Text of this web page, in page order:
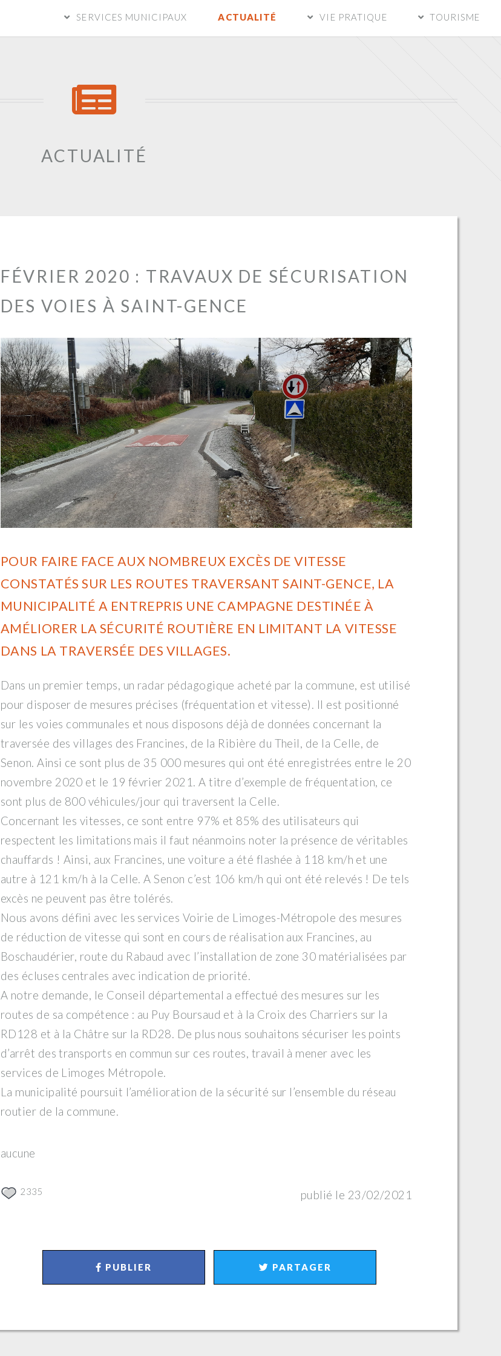
SERVICES MUNICIPAUX ACTUALITÉ VIE PRATIQUE TOURISME
ACTUALITÉ
FÉVRIER 2020 : TRAVAUX DE SÉCURISATION
DES VOIES À SAINT-GENCE
POUR FAIRE FACE AUX NOMBREUX EXCÈS DE VITESSE
CONSTATÉS SUR LES ROUTES TRAVERSANT SAINT-GENCE, LA
MUNICIPALITÉ A ENTREPRIS UNE CAMPAGNE DESTINÉE À
AMÉLIORER LA SÉCURITÉ ROUTIÈRE EN LIMITANT LA VITESSE
DANS LA TRAVERSÉE DES VILLAGES.
Dans un premier temps, un radar pédagogique acheté par la commune, est utilisé
pour disposer de mesures précises (fréquentation et vitesse). Il est positionné
sur les voies communales et nous disposons déjà de données concernant la
traversée des villages des Francines, de la Ribière du Theil, de la Celle, de
Senon. Ainsi ce sont plus de 35 000 mesures qui ont été enregistrées entre le 20
novembre 2020 et le 19 février 2021. A titre d’exemple de fréquentation, ce
sont plus de 800 véhicules/jour qui traversent la Celle.
Concernant les vitesses, ce sont entre 97% et 85% des utilisateurs qui
respectent les limitations mais il faut néanmoins noter la présence de véritables
chauffards ! Ainsi, aux Francines, une voiture a été flashée à 118 km/h et une
autre à 121 km/h à la Celle. A Senon c’est 106 km/h qui ont été relevés ! De tels
excès ne peuvent pas être tolérés.
Nous avons défini avec les services Voirie de Limoges-Métropole des mesures
de réduction de vitesse qui sont en cours de réalisation aux Francines, au
Boschaudérier, route du Rabaud avec l’installation de zone 30 matérialisées par
des écluses centrales avec indication de priorité.
A notre demande, le Conseil départemental a effectué des mesures sur les
routes de sa compétence : au Puy Boursaud et à la Croix des Charriers sur la
RD128 et à la Châtre sur la RD28. De plus nous souhaitons sécuriser les points
d’arrêt des transports en commun sur ces routes, travail à mener avec les
services de Limoges Métropole.
La municipalité poursuit l’amélioration de la sécurité sur l’ensemble du réseau
routier de la commune.
aucune
publié le 23/02/2021
2335
PUBLIER PARTAGER